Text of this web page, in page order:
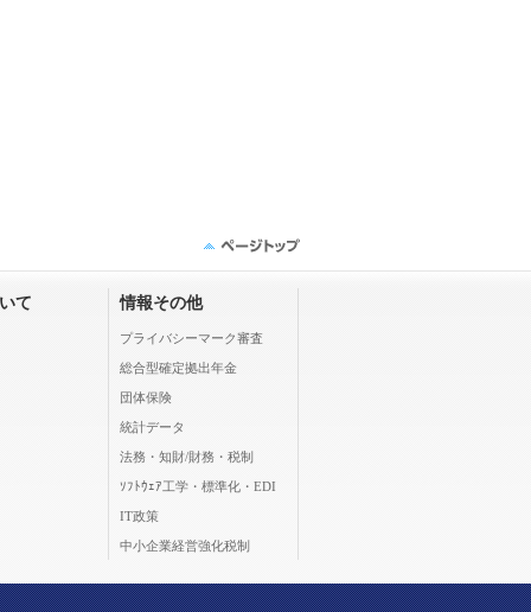
て 情報その他
プライバシーマーク審査
総合型確定拠出年金
団体保険
統計データ
法務・知財/財務・税制
ｿﾌﾄｳｪｱ工学・標準化・EDI
IT政策
中小企業経営強化税制